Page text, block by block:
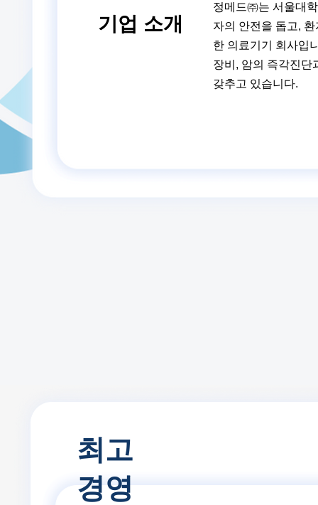
정메드㈜는 서울대
자의 안전을 돕고,
한 의료기기 회사입
장비, 암의 즉각진단
갖추고 있습니다.
​기업 소개
최고
경영